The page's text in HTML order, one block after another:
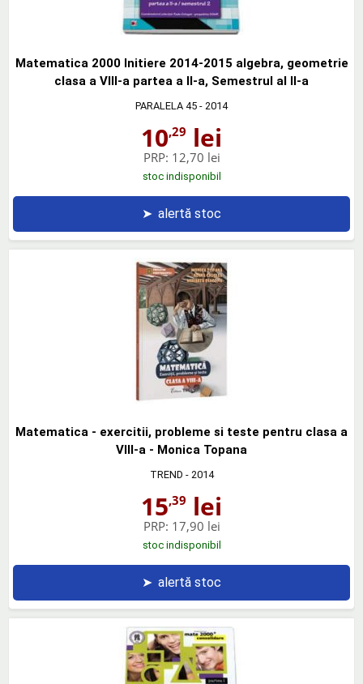
Matematica 2000 Initiere 2014-2015 algebra, geometrie
clasa a VIII-a partea a II-a, Semestrul al II-a
PARALELA 45 - 2014
10,29 lei
PRP: 12,70 lei
stoc indisponibil
➤ alertă stoc
Matematica - exercitii, probleme si teste pentru clasa a
VIII-a - Monica Topana
TREND - 2014
15,39 lei
PRP: 17,90 lei
stoc indisponibil
➤ alertă stoc